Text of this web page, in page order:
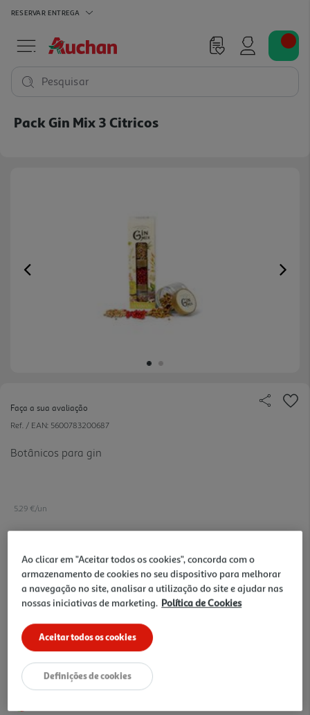
RESERVAR ENTREGA
Pesquisar
Pack Gin Mix 3 Citricos
Previous
Faça a sua avaliação
Ref. / EAN: 5600783200687
Botânicos para gin
5.29 €/un
5,29 €
Notas de preparação
Ao clicar em "Aceitar todos os cookies", concorda com o
armazenamento de cookies no seu dispositivo para melhorar
a navegação no site, analisar a utilização do site e ajudar nas
nossas iniciativas de marketing. Política de Cookies
Aceitar todos os cookies
Definições de cookies